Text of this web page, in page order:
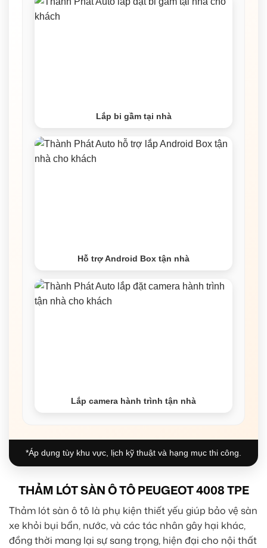
Lắp bi gầm tại nhà
Hỗ trợ Android Box tận nhà
Lắp camera hành trình tận nhà
*Áp dụng tùy khu vực, lịch kỹ thuật và hạng mục thi công.
THẢM LÓT SÀN Ô TÔ PEUGEOT 4008 TPE
Thảm lót sàn ô tô là phụ kiện thiết yếu giúp bảo vệ sàn
xe khỏi bụi bẩn, nước, và các tác nhân gây hại khác,
đồng thời mang lại sự sang trọng, hiện đại cho nội thất